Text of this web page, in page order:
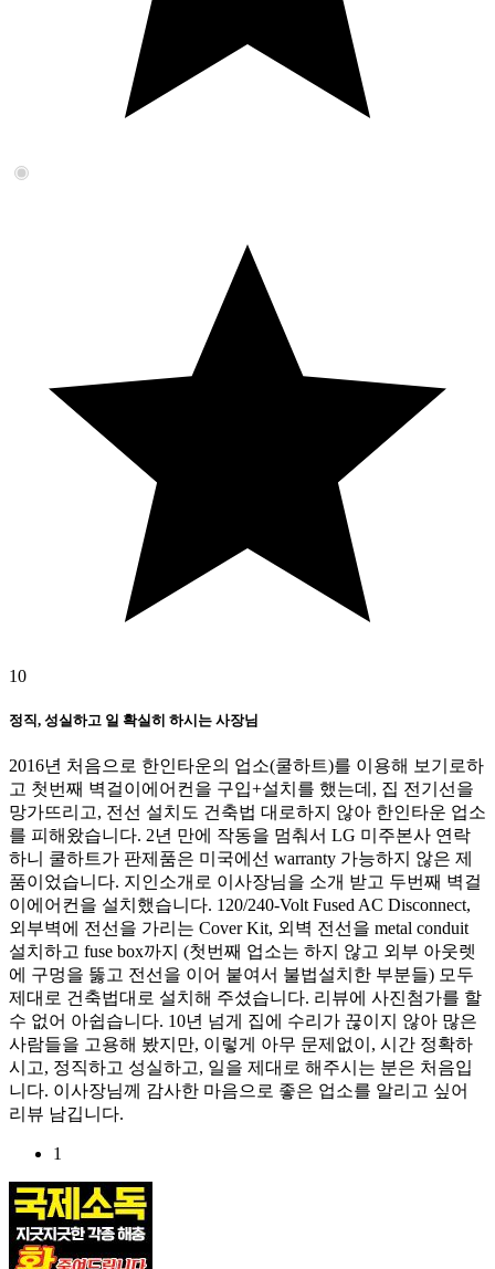
10
정직, 성실하고 일 확실히 하시는 사장님
2016년 처음으로 한인타운의 업소(쿨하트)를 이용해 보기로하
고 첫번째 벽걸이에어컨을 구입+설치를 했는데, 집 전기선을
망가뜨리고, 전선 설치도 건축법 대로하지 않아 한인타운 업소
를 피해왔습니다. 2년 만에 작동을 멈춰서 LG 미주본사 연락
하니 쿨하트가 판제품은 미국에선 warranty 가능하지 않은 제
품이었습니다. 지인소개로 이사장님을 소개 받고 두번째 벽걸
이에어컨을 설치했습니다. 120/240-Volt Fused AC Disconnect,
외부벽에 전선을 가리는 Cover Kit, 외벽 전선을 metal conduit
설치하고 fuse box까지 (첫번째 업소는 하지 않고 외부 아웃렛
에 구멍을 뚫고 전선을 이어 붙여서 불법설치한 부분들) 모두
제대로 건축법대로 설치해 주셨습니다. 리뷰에 사진첨가를 할
수 없어 아쉽습니다. 10년 넘게 집에 수리가 끊이지 않아 많은
사람들을 고용해 봤지만, 이렇게 아무 문제없이, 시간 정확하
시고, 정직하고 성실하고, 일을 제대로 해주시는 분은 처음입
니다. 이사장님께 감사한 마음으로 좋은 업소를 알리고 싶어
리뷰 남깁니다.
1